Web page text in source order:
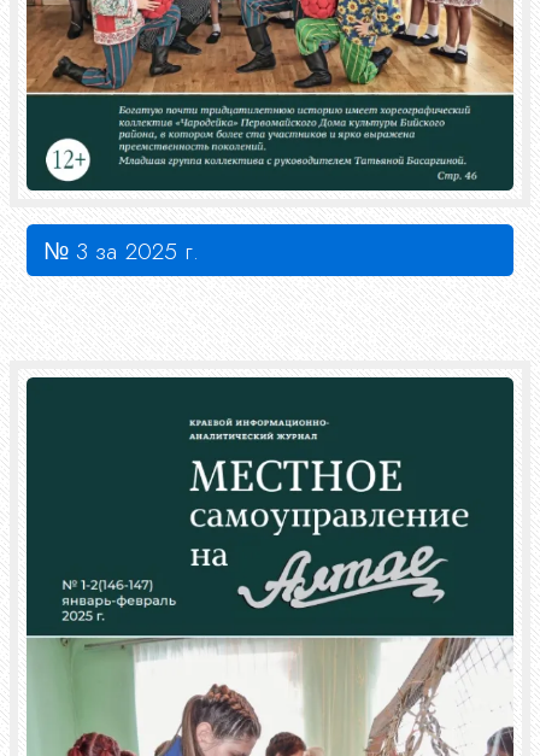
№ 3 за 2025 г.